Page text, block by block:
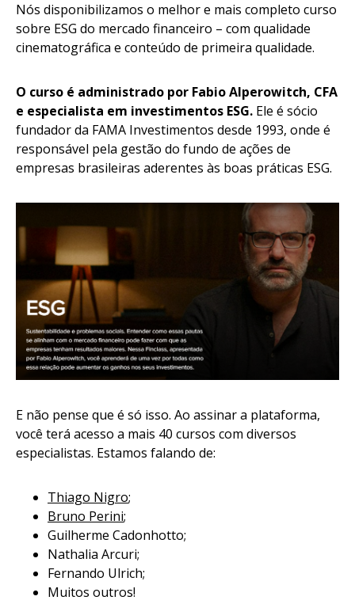
Nós disponibilizamos o melhor e mais completo curso
sobre ESG do mercado financeiro – com qualidade
cinematográfica e conteúdo de primeira qualidade.
O curso é administrado por Fabio Alperowitch, CFA
e especialista em investimentos ESG. Ele é sócio
fundador da FAMA Investimentos desde 1993, onde é
responsável pela gestão do fundo de ações de
empresas brasileiras aderentes às boas práticas ESG.
E não pense que é só isso. Ao assinar a plataforma,
você terá acesso a mais 40 cursos com diversos
especialistas. Estamos falando de:
Thiago Nigro;
Bruno Perini;
Guilherme Cadonhotto;
Nathalia Arcuri;
Fernando Ulrich;
Muitos outros!